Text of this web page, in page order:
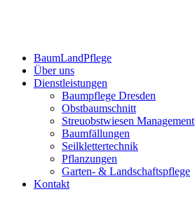
BaumLandPflege
Über uns
Dienstleistungen
Baumpflege Dresden
Obstbaumschnitt
Streuobstwiesen Management
Baumfällungen
Seilklettertechnik
Pflanzungen
Garten- & Landschaftspflege
Kontakt